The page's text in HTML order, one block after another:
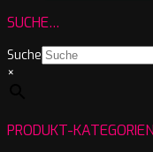
SUCHE…
Suche
×
PRODUKT-KATEGORIEN